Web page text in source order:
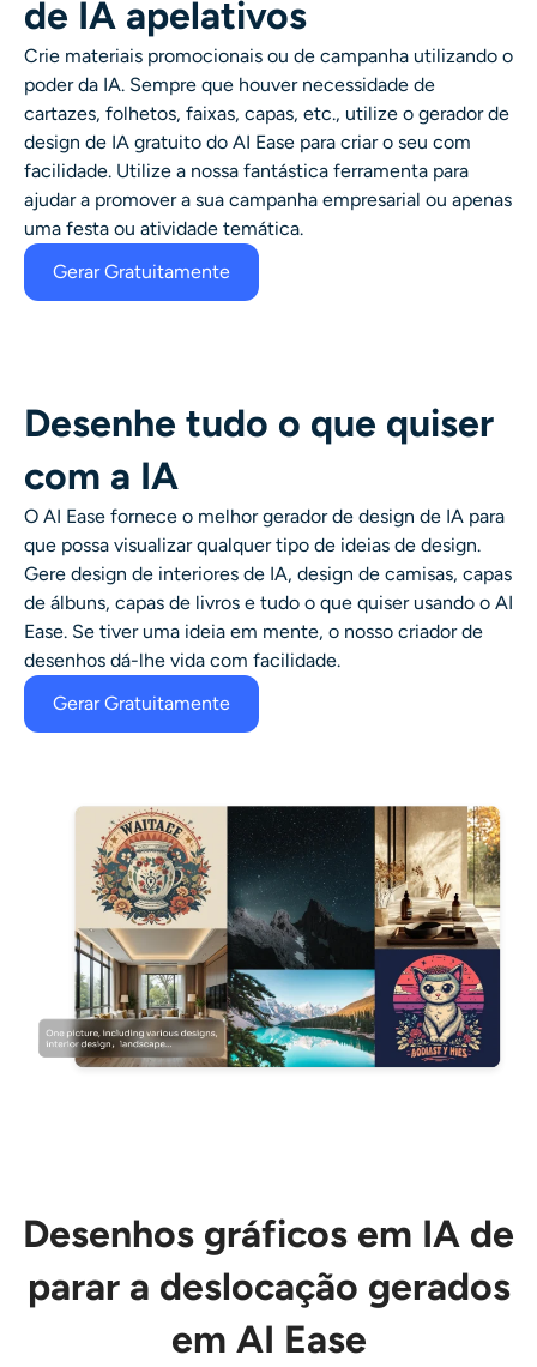
de IA apelativos
Crie materiais promocionais ou de campanha utilizando o
poder da IA. Sempre que houver necessidade de
cartazes, folhetos, faixas, capas, etc., utilize o gerador de
design de IA gratuito do AI Ease para criar o seu com
facilidade. Utilize a nossa fantástica ferramenta para
ajudar a promover a sua campanha empresarial ou apenas
uma festa ou atividade temática.
Gerar Gratuitamente
Desenhe tudo o que quiser
com a IA
O AI Ease fornece o melhorgerador de design de IA para
que possa visualizar qualquer tipo de ideias de design.
Gere design de interiores de IA, design de camisas, capas
de álbuns, capas de livros e tudo o que quiser usando o AI
Ease. Se tiver uma ideia em mente, o nosso criador de
desenhos dá-lhe vida com facilidade.
Gerar Gratuitamente
Desenhos gráficos em IA de
parar a deslocação gerados
em AI Ease